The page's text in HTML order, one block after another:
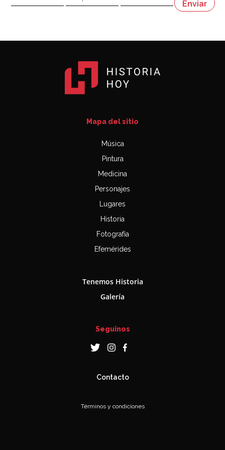
Napoleón
Mapa del sitio
Música
Pintura
Medicina
Personajes
Lugares
Historia
Fotografía
Efemérides
Tenemos Historia
Galería
Seguinos
Contacto
Términos y condiciones